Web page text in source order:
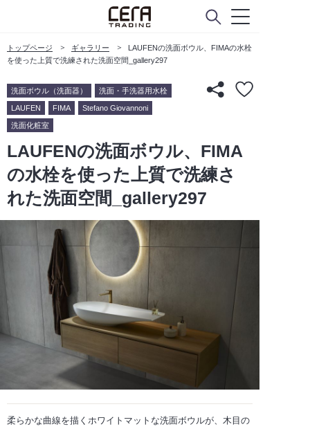
トップページ ギャラリー
LAUFENの洗面ボウル、FIMAの水栓
を使った上質で洗練された洗面空間_gallery297
洗面ボウル（洗面器） 洗面・手洗器用水栓
LAUFEN FIMA Stefano Giovannoni
洗面化粧室
LAUFENの洗面ボウル、FIMA
の水栓を使った上質で洗練さ
れた洗面空間_gallery297
柔らかな曲線を描くホワイトマットな洗面ボウルが、木目の